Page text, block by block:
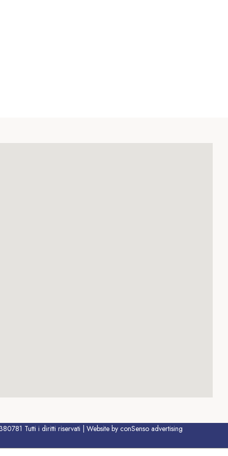
Tutti i diritti riservati | Website by conSenso advertising